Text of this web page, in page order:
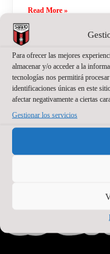
Para ofrecer las mejores
almacenar y/o acceder a la
tecnologías nos permitirá
identificaciones únicas en este
afectar negativamente a ciertas
Gestionar los servicios
Read More »